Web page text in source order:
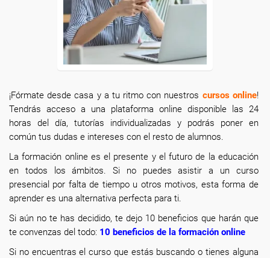
¡Fórmate desde casa y a tu ritmo con nuestros cursos online!
Tendrás acceso a una plataforma online disponible las 24
horas del día, tutorías individualizadas y podrás poner en
común tus dudas e intereses con el resto de alumnos.
La formación onlinees el presente y el futuro de la educación
en todos los ámbitos. Si no puedes asistir a un curso
presencial por falta de tiempo u otros motivos, esta forma de
aprender es una alternativa perfecta para ti.
Si aún no te has decidido, te dejo 10 beneficios que harán que
te convenzas del todo: 10 beneficios de la formación online
Si no encuentras el curso que estás buscando o tienes alguna